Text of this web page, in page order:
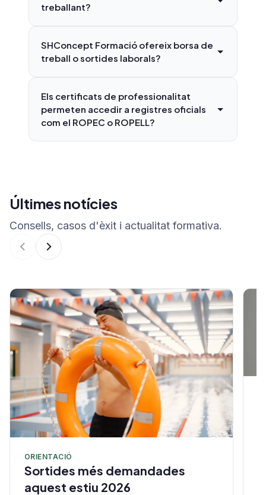
treballant?
SHConcept Formació ofereix borsa de
treball o sortides laborals?
Els certificats de professionalitat
permeten accedir a registres oficials
com el ROPEC o ROPELL?
Últimes notícies
Consells, casos d'èxit i actualitat formativa.
ORIENTACIÓ
Sortides més demandades
aquest estiu 2026